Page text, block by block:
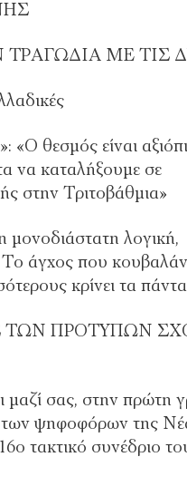
ΤΡΑΓΩΔΙΑ ΜΕ ΤΙΣ
θεσμός είναι
να καταλήξουμε σε
στην Τριτοβάθμια»
μονοδιάστατη λογική,
Το άγχος που
κρίνει τα
ΤΩΝ ΠΡΟΤΥΠΩΝ
σας, στην πρώτη
ψηφοφόρων της
τακτικό συνέδριο